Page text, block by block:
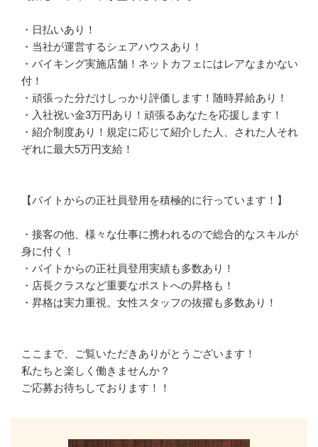
・日払いあり！
・当社が運営するシェアハウスあり！
・バイキング実施店舗！ネットカフェにはレアなまかない
付！
・頑張った分だけしっかり評価します！随時昇給あり！
・入社祝い金3万円あり！頑張るあなたを応援します！
・紹介制度あり！規定に応じて紹介した人、された人それ
ぞれに最大5万円支給！
【バイトからの正社員登用を積極的に行っています！】
・接客の他、様々な仕事に携われるので総合的なスキルが
身に付く！
・バイトからの正社員登用実績も多数あり！
・店長クラスなど重要なポストへの昇格も！
・昇格は実力重視。女性スタッフの抜擢も多数あり！
ここまで、ご覧いただきありがとうございます！
私たちと楽しく働きませんか？
ご応募お待ちしております！！